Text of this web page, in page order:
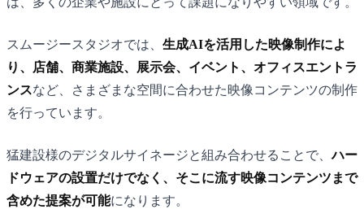
スムージースタジオでは、 生成AIを活用した映像制作によ
り、店舗、商業施設、展示会、イベント、オフィスエントラ
ンスなど、さまざまな空間に合わせた映像コンテンツの制作
を行っています。
猛建設様のデジタルサイネージと組み合わせることで、ハー
ドウェアの設置だけでなく、そこに流す映像コンテンツまで
含めた提案が可能になります。